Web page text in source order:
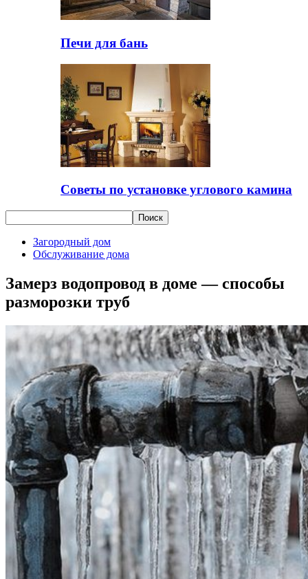
Печи для бань
Советы по установке углового камина
Загородный дом
Обслуживание дома
Замерз водопровод в доме — способы
разморозки труб